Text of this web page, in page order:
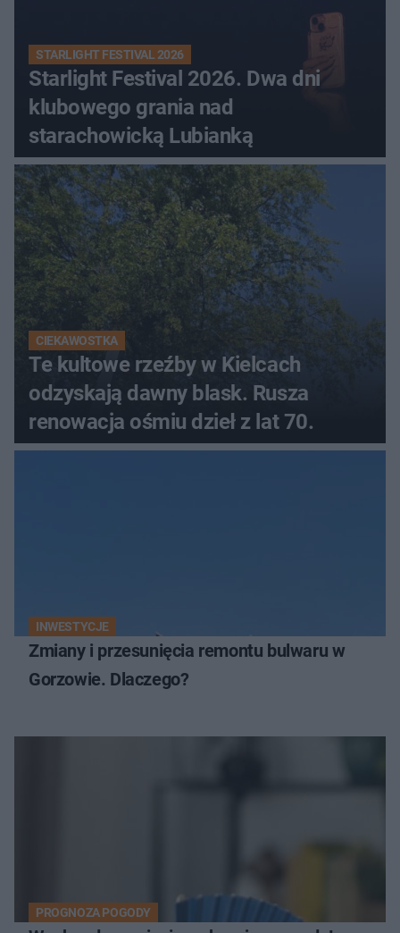
STARLIGHT FESTIVAL 2026
Starlight Festival 2026. Dwa dni
klubowego grania nad
starachowicką Lubianką
CIEKAWOSTKA
Te kultowe rzeźby w Kielcach
odzyskają dawny blask. Rusza
renowacja ośmiu dzieł z lat 70.
INWESTYCJE
Zmiany i przesunięcia remontu bulwaru w
Gorzowie. Dlaczego?
PROGNOZA POGODY